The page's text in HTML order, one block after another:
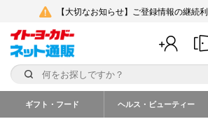
【大切なお知らせ】ご登録情報の継続
ギフト・フード ヘルス・ビューティー